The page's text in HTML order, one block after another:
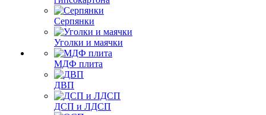
Серпянки
Уголки и маячки
МДФ плита
ДВП
ДСП и ЛДСП